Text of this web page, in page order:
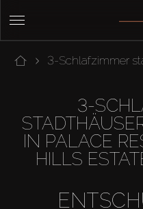
3-Schlafzimmer
3-
IN PALACE
HILLS